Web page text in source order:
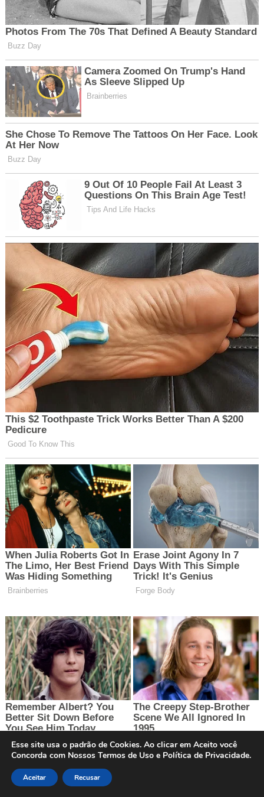
Esse site usa o padrão de Cookies. Ao clicar em Aceito você
Concorda com Nossos Termos de Uso e Política de Privacidade.
Aceitar Recusar